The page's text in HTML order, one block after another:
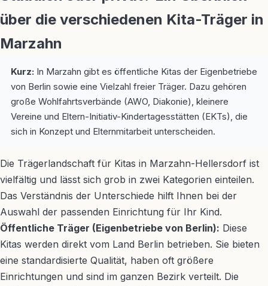
über die verschiedenen Kita-Träger in
Marzahn
Kurz: In Marzahn gibt es öffentliche Kitas der Eigenbetriebe
von Berlin sowie eine Vielzahl freier Träger. Dazu gehören
große Wohlfahrtsverbände (AWO, Diakonie), kleinere
Vereine und Eltern-Initiativ-Kindertagesstätten (EKTs), die
sich in Konzept und Elternmitarbeit unterscheiden.
Die Trägerlandschaft für Kitas in Marzahn-Hellersdorf ist
vielfältig und lässt sich grob in zwei Kategorien einteilen.
Das Verständnis der Unterschiede hilft Ihnen bei der
Auswahl der passenden Einrichtung für Ihr Kind.
Öffentliche Träger (Eigenbetriebe von Berlin): Diese
Kitas werden direkt vom Land Berlin betrieben. Sie bieten
eine standardisierte Qualität, haben oft größere
Einrichtungen und sind im ganzen Bezirk verteilt. Die